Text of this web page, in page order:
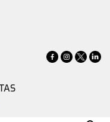
ya con la nueva